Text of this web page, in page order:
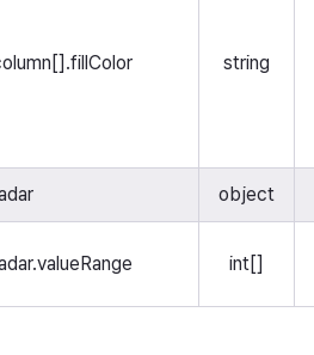
string
object
int[]